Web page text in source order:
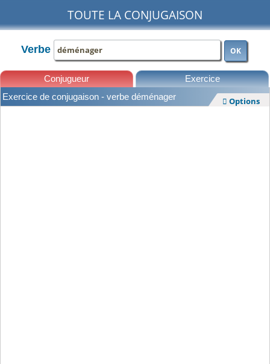
TOUTE LA CONJUGAISON
Verbe OK
Conjugueur Exercice
Exercice de conjugaison - verbe déménager  Options